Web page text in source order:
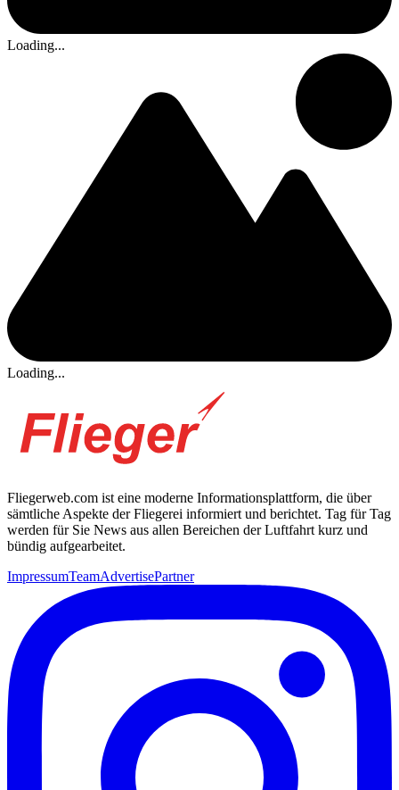
Loading...
Loading...
Fliegerweb.com ist eine moderne Informationsplattform, die über
sämtliche Aspekte der Fliegerei informiert und berichtet. Tag für Tag
werden für Sie News aus allen Bereichen der Luftfahrt kurz und
bündig aufgearbeitet.
ImpressumTeamAdvertisePartner